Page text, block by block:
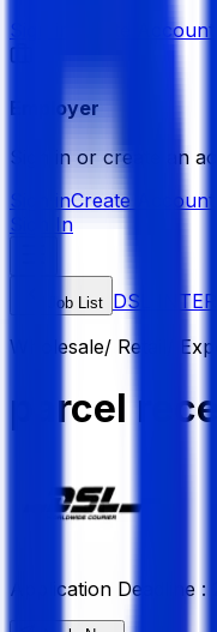
Create Account
Employer
Sign in or create an
Sign inCreate Account
Sign In
Job List DSL
Wholesale/ Retail/
parcel
Application Deadline :